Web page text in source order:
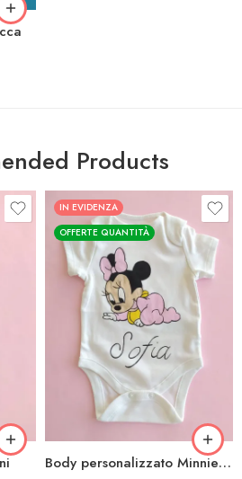
Products
IN EVIDENZA
OFFERTE QUANTITÀ
Body personalizzato Minnie a gattoni